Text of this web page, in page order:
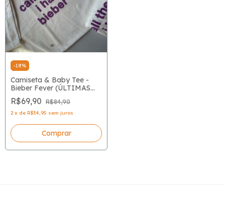
-18%
Camiseta & Baby Tee -
Bieber Fever (ÚLTIMAS
UNIDADES)
R$69,90 R$84,90
2 x de R$34,95 sem juros
Comprar